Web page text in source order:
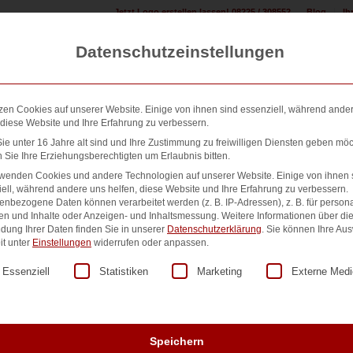
Blog
Jetzt Logo erstellen lassen! 08225 / 308552
erstellen: Design & Druck Shop: 500+ Referenzen:
Nr. 22357
90,00
Datenschutzeinstellungen
Cookies auf unserer Website. Einige von ihnen sind essenziell, während
Website und Ihre Erfahrung zu verbessern.
unter 16 Jahre alt sind und Ihre Zustimmung zu freiwilligen Diensten geben
Sie Ihre Erziehungsberechtigten um Erlaubnis bitten.
Cookies und andere Technologien auf unserer Website. Einige von ihnen
während andere uns helfen, diese Website und Ihre Erfahrung zu verbessern.
Daten können verarbeitet werden (z. B. IP-Adressen), z. B. für
und Inhalte oder Anzeigen- und Inhaltsmessung. Weitere Informationen über die
Ihrer Daten finden Sie in unserer Datenschutzerklärung. Sie können Ihre
unter Einstellungen widerrufen oder anpassen.
eine Liste der Service-Gruppen, für die eine Einwilligung
Essenziell Statistiken Marketing Externe
Speichern